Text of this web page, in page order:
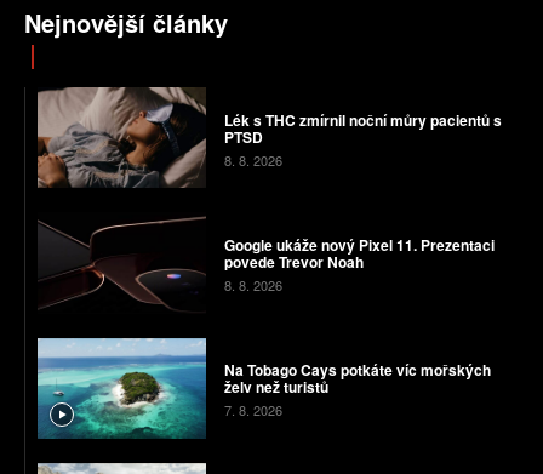
Nejnovější články
Lék s THC zmírnil noční můry pacientů s
PTSD
8. 8. 2026
Google ukáže nový Pixel 11. Prezentaci
povede Trevor Noah
8. 8. 2026
Na Tobago Cays potkáte víc mořských
želv než turistů
7. 8. 2026